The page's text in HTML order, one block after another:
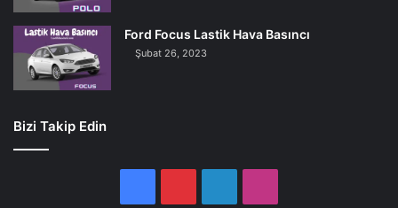
Ford Focus Lastik Hava Basıncı
Şubat 26, 2023
Bizi Takip Edin